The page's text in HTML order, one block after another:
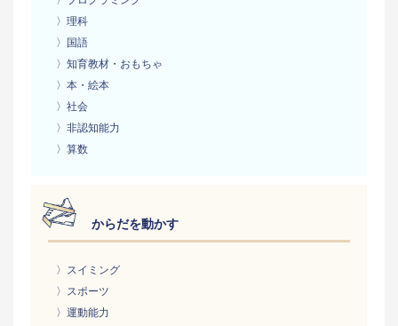
〉理科
〉国語
〉知育教材・おもちゃ
〉本・絵本
〉社会
〉非認知能力
〉算数
からだを動かす
〉スイミング
〉スポーツ
〉運動能力